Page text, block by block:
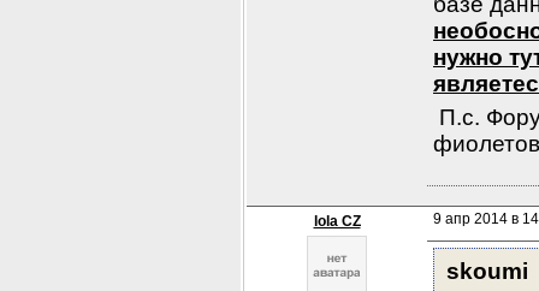
нужно
П.с.
lola CZ 9 апр 2014 в
skoumi